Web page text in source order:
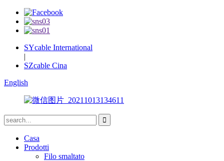
SYcable International
|
SZcable Cina
English
Casa
Prodotti
Filo smaltato